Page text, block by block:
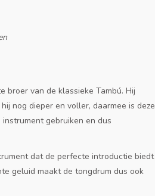
broer van de klassieke Tambú. Hij
nog dieper en voller, daarmee is deze
gebruiken en dus
dat de perfecte introductie biedt
geluid maakt de tongdrum dus ook